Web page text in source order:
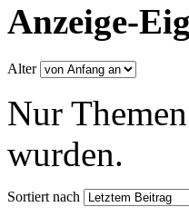
Anzeige-
Alter
Nur
wurden.
Sortiert nach